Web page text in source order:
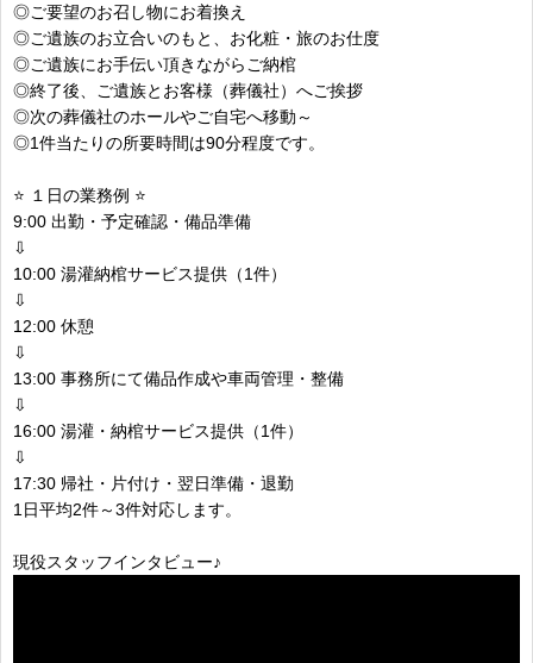
◎ご要望のお召し物にお着換え
◎ご遺族のお立合いのもと、お化粧・旅のお仕度
◎ご遺族にお手伝い頂きながらご納棺
◎終了後、ご遺族とお客様（葬儀社）へご挨拶
◎次の葬儀社のホールやご自宅へ移動～
◎1件当たりの所要時間は90分程度です。
⭐ １日の業務例 ⭐
9:00 出勤・予定確認・備品準備
⇩
10:00 湯灌納棺サービス提供（1件）
⇩
12:00 休憩
⇩
13:00 事務所にて備品作成や車両管理・整備
⇩
16:00 湯灌・納棺サービス提供（1件）
⇩
17:30 帰社・片付け・翌日準備・退勤
1日平均2件～3件対応します。
現役スタッフインタビュー♪